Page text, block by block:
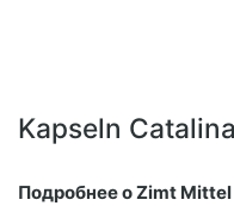
Kapseln
Подробнее о Zimt